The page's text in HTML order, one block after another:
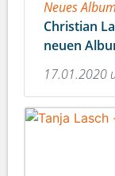
Neues Album
Christian
neuen
17.01.2020